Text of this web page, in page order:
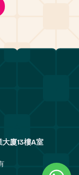
廈13樓A室